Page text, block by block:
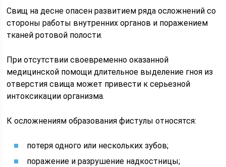
Свищ на десне опасен развитием ряда осложнений со
стороны работы внутренних органов и поражением
тканей ротовой полости.
При отсутствии своевременно оказанной
медицинской помощи длительное выделение гноя из
отверстия свища может привести к серьезной
интоксикации организма.
К осложнениям образования фистулы относятся:
потеря одного или нескольких зубов;
поражение и разрушение надкостницы;